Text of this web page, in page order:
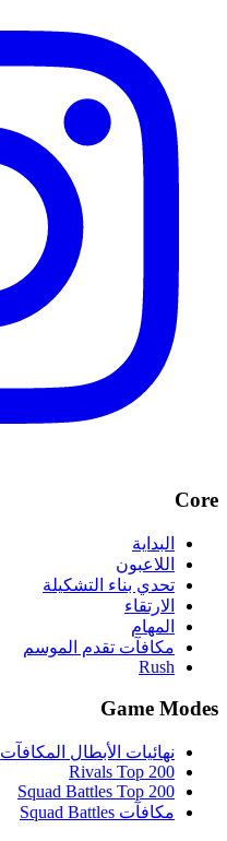
Core
البداية
اللاعبون
تحدي بناء التشكيلة
الارتقاء
المهام
مكافآت تقدم الموسم
Rush
Game Modes
نهائيات الأبطال المكافآت
Rivals Top 200
Squad Battles Top 200
مكافآت Squad Battles